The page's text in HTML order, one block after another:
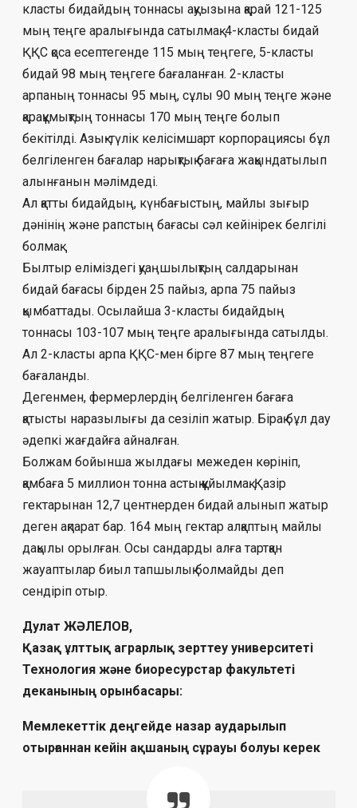
класты бидай­дың тоннасы ақуызына қарай 121-125
мың теңге аралығында сатылмақ. 4-класты бидай
ҚҚС қоса есептегенде 115 мың теңгеге, 5-клас­ты
бидай 98 мың теңгеге бағаланған. 2-клас­ты
арпаның тоннасы 95 мың, сұлы 90 мың теңге және
қарақұмықтың тоннасы 170 мың теңге болып
бекітілді. Азық-түлік келі­сімшарт корпорациясы бұл
белгіленген ба­ға­лар нарықтық бағаға жақындатылып
алын­ғанын мәлімдеді.
Ал қатты бидайдың, күнбағыстың, май­лы зығыр
дәнінің және рапстың бағасы сәл кейінірек белгілі
болмақ.
Былтыр еліміздегі қуаңшылықтың сал­дарынан
бидай бағасы бірден 25 пайыз, арпа 75 пайыз
қымбаттады. Осылай­ша 3-класты бидайдың
тоннасы 103-107 мың теңге аралығында сатылды.
Ал 2-класты арпа ҚҚС-мен бірге 87 мың теңгеге
баға­лан­ды.
Дегенмен, фермерлердің белгіленген ба­ғаға
қатысты наразылығы да се­зі­ліп жатыр. Бірақ бұл дау
әдепкі жағдайға ай­налған.
Болжам бойынша жылдағы межеден кө­рініп,
қамбаға 5 миллион тонна астық құйылмақ. Қазір
гектарынан 12,7 цент­нерден бидай алынып жатыр
деген ақ­парат бар. 164 мың гектар алқаптың майлы
дақылы орылған. Осы сандарды алға тартқан
жауаптылар биыл тапшылық болмайды деп
сендіріп отыр.
Дулат ЖӘЛЕЛОВ,
Қазақ ұлттық аграрлық зерттеу университеті
Технология және биоресурстар факультеті
деканының орынбасары:
Мемлекеттік деңгейде назар аударылып
отырғаннан кейін ақшаның сұрауы болуы керек